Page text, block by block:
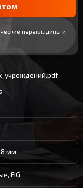
перекладины и
мм
FIG